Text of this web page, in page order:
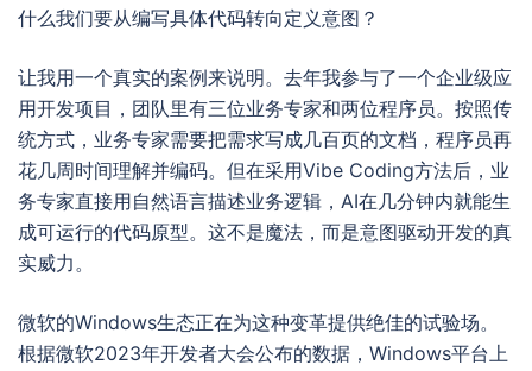
什么我们要从编写具体代码转向定义意图？
让我用一个真实的案例来说明。去年我参与了一个企业级应
用开发项目，团队里有三位业务专家和两位程序员。按照传
统方式，业务专家需要把需求写成几百页的文档，程序员再
花几周时间理解并编码。但在采用Vibe Coding方法后，业
务专家直接用自然语言描述业务逻辑，AI在几分钟内就能生
成可运行的代码原型。这不是魔法，而是意图驱动开发的真
实威力。
微软的Windows生态正在为这种变革提供绝佳的试验场。
根据微软2023年开发者大会公布的数据，Windows平台上